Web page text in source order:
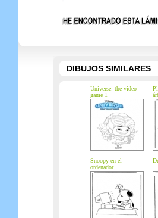
DIBUJOS SIMILARES
Universe: the video
game 1
Snoopy en el
ordenador